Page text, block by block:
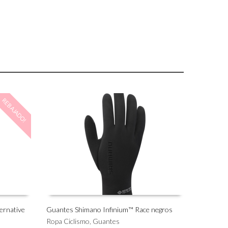
REBAJADO!
SELECCIONAR OPCIONES
Este
Guantes Shimano Infinium™ Race negros
Ropa Ciclismo Guantes